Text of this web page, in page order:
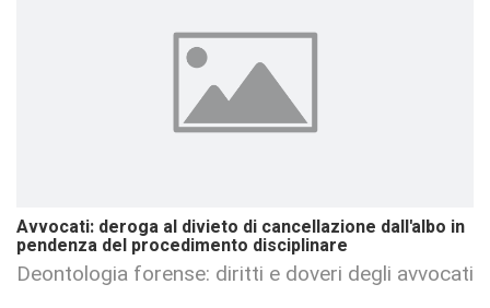
Avvocati: deroga al divieto di cancellazione dall'albo in
pendenza del procedimento disciplinare
Deontologia forense: diritti e doveri degli avvocati